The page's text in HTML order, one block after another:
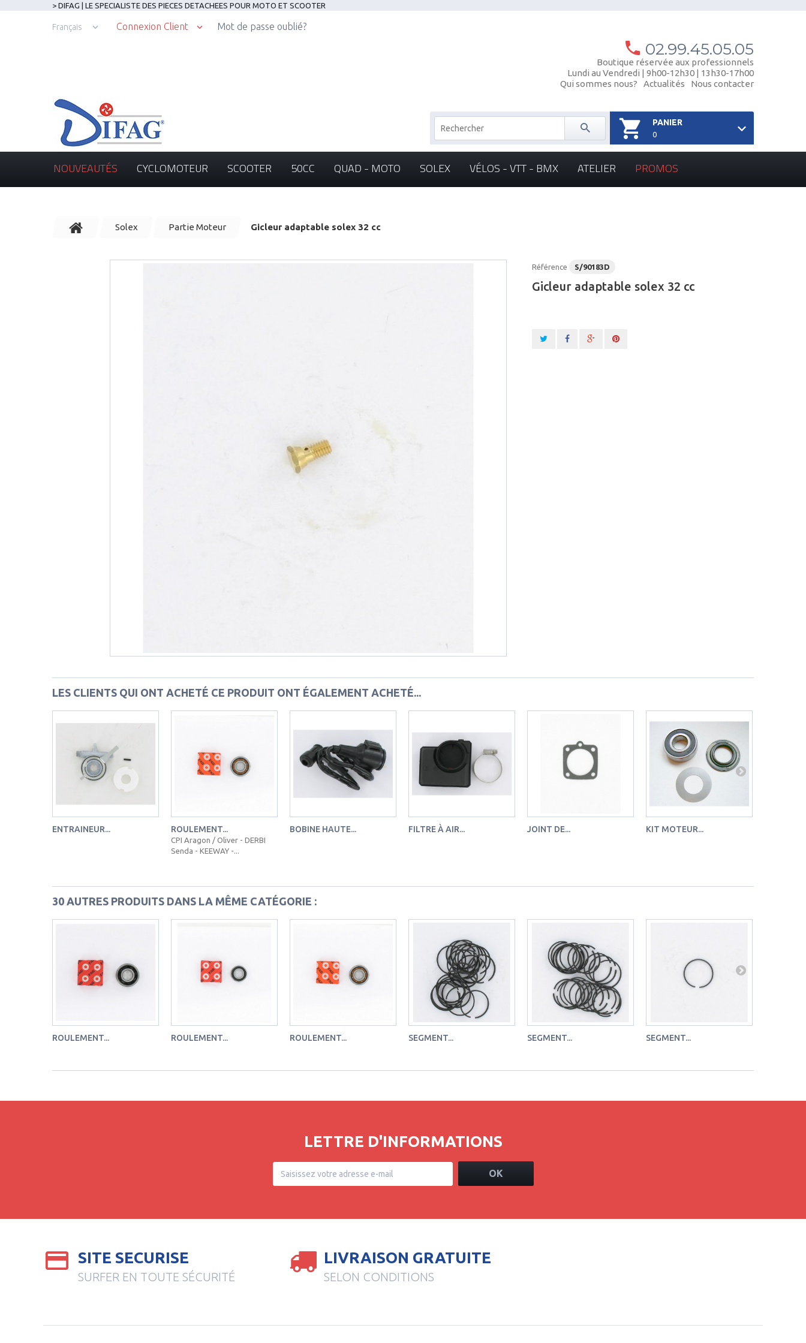
> DIFAG | LE SPECIALISTE DES PIECES DETACHEES POUR MOTO ET SCOOTER
Français Connexion Client Mot de passe oublié?
02.99.45.05.05
Boutique réservée aux professionnels
Lundi au Vendredi | 9h00-12h30 | 13h30-17h00
Qui sommes nous?
Actualités Nous contacter
PANIER
0
NOUVEAUTÉS CYCLOMOTEUR SCOOTER 50CC QUAD - MOTO SOLEX VÉLOS - VTT - BMX ATELIER PROMOS
Solex Partie Moteur Gicleur adaptable solex 32 cc
Référence S/90183D
Gicleur adaptable solex 32 cc
LES CLIENTS QUI ONT ACHETÉ CE PRODUIT ONT ÉGALEMENT ACHETÉ...
ENTRAINEUR... ROULEMENT...
CPI Aragon / Oliver - DERBI
Senda - KEEWAY -...
BOBINE HAUTE... FILTRE À AIR... JOINT DE... KIT MOTEUR...
30 AUTRES PRODUITS DANS LA MÊME CATÉGORIE :
ROULEMENT... ROULEMENT... ROULEMENT... SEGMENT... SEGMENT... SEGMENT...
LETTRE D'INFORMATIONS
OK
SITE SECURISE
SURFER EN TOUTE SÉCURITÉ
LIVRAISON GRATUITE
SELON CONDITIONS